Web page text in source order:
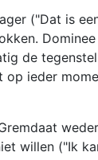
("Dat is
de
op ieder
willen ("Ik